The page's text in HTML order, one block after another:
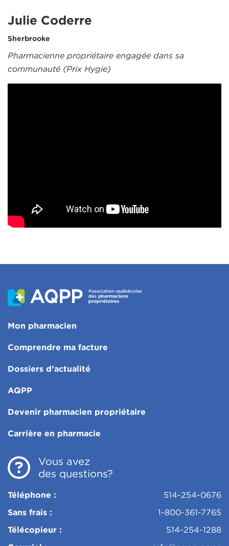
Julie Coderre
Sherbrooke
Pharmacienne propriétaire engagée dans sa
communauté (Prix Hygie)
Vous avez
des questions?
Téléphone :
514-254-0676
Sans frais :
1-800-361-7765
Télécopieur :
514-254-1288
Mon pharmacien
Comprendre ma facture
Dossiers d’actualité
AQPP
Devenir pharmacien propriétaire
Carrière en pharmacie